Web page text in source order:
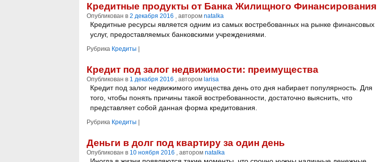
Кредитные продукты от Банка Жилищного Финансирования
Опубликован в 2 декабря 2016 , автором natalka
Кредитные ресурсы является одним из самых востребованных на рынке финансовых
услуг, предоставляемых банковскими учреждениями.
Рубрика Кредиты |
Кредит под залог недвижимости: преимущества
Опубликован в 1 декабря 2016 , автором larisa
Кредит под залог недвижимого имущества день ото дня набирает популярность. Для
того, чтобы понять причины такой востребованности, достаточно выяснить, что
представляет собой данная форма кредитования.
Рубрика Кредиты |
Деньги в долг под квартиру за один день
Опубликован в 10 ноября 2016 , автором natalka